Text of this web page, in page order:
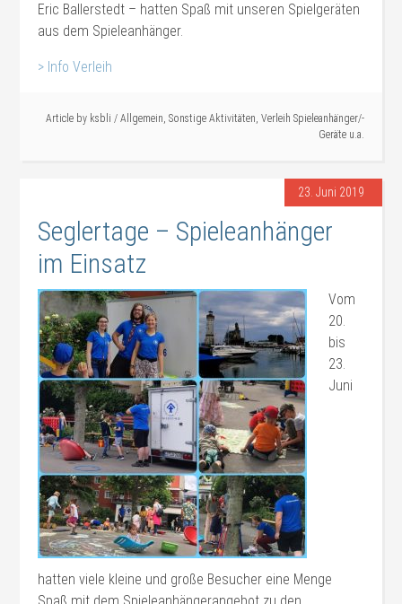
Eric Ballerstedt – hatten Spaß mit unseren Spielgeräten
aus dem Spieleanhänger.
> Info Verleih
Article by ksbli / Allgemein, Sonstige Aktivitäten, Verleih Spieleanhänger/-
Geräte u.a.
23. Juni 2019
Seglertage – Spieleanhänger
im Einsatz
Vom
20.
bis
23.
Juni
hatten viele kleine und große Besucher eine Menge